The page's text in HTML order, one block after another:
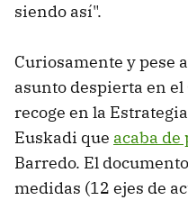
siendo así".
Curiosamente y pese
asunto despierta en
recoge en la
Euskadi que acaba
Barredo. El
medidas (12 ejes de